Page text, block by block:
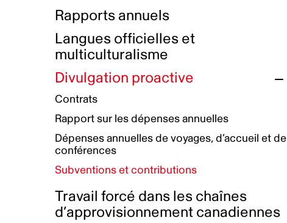
Initiatives autochtones
Plan de réconciliation autochtone
Groupe de travail autochtone
Principes directeurs sur le
harcèlement
Plan d’action pour la parité
Plan d'équité, de diversité,
d'inclusion et d'accessibilité
Boîte à outils pour le récit authentique
Collecte de données et l’auto-identification
Plan d'accessibilité
Rémunération et avantages
Prix et certifications
Nos valeurs d’entreprise
Rapports annuels
Langues officielles et
multiculturalisme
Divulgation proactive
Contrats
Rapport sur les dépenses annuelles
Dépenses annuelles de voyages, d’accueil et de
conférences
Subventions et contributions
Travail forcé dans les chaînes
d’approvisionnement canadiennes